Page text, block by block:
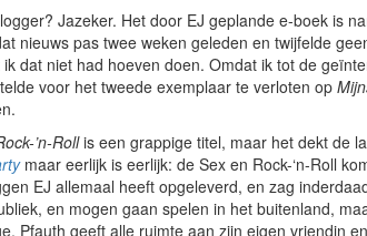
Jazeker. Het door EJ geplande e-boek is
nieuws pas twee weken geleden en twijfelde
dat niet had hoeven doen. Omdat ik tot de
voor het tweede exemplaar te verloten op
’n-Rollis een grappige titel, maar het dekt de
maar eerlijk is eerlijk: de Sex en Rock-‘n-Roll
EJ allemaal heeft opgeleverd, en zag
en mogen gaan spelen in het buitenland,
Pfauth geeft alle ruimte aan zijn eigen vriendin